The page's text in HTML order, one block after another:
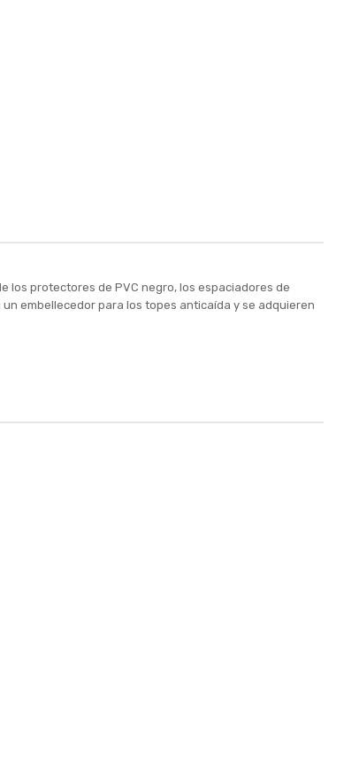
los protectores de PVC negro, los espaciadores de
un embellecedor para los topes anticaída y se adquieren